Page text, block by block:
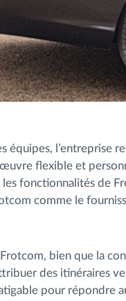
équipes, l’entreprise
flexible et
fonctionnalités de
comme le
bien que la
des itinéraires
pour répondre